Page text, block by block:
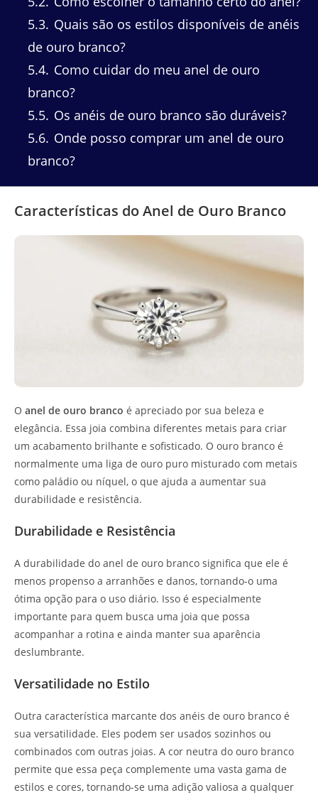
5.3 Quais são os estilos disponíveis de anéis
de ouro branco?
5.4 Como cuidar do meu anel de ouro
branco?
5.5 Os anéis de ouro branco são duráveis?
5.6 Onde posso comprar um anel de ouro
branco?
Características do Anel de Ouro Branco
O anel de ouro branco é apreciado por sua beleza e
elegância. Essa joia combina diferentes metais para criar
um acabamento brilhante e sofisticado. O ouro branco é
normalmente uma liga de ouro puro misturado com metais
como paládio ou níquel, o que ajuda a aumentar sua
durabilidade e resistência.
Durabilidade e Resistência
A durabilidade do anel de ouro branco significa que ele é
menos propenso a arranhões e danos, tornando-o uma
ótima opção para o uso diário. Isso é especialmente
importante para quem busca uma joia que possa
acompanhar a rotina e ainda manter sua aparência
deslumbrante.
Versatilidade no Estilo
Outra característica marcante dos anéis de ouro branco é
sua versatilidade. Eles podem ser usados sozinhos ou
combinados com outras joias. A cor neutra do ouro branco
permite que essa peça complemente uma vasta gama de
estilos e cores, tornando-se uma adição valiosa a qualquer